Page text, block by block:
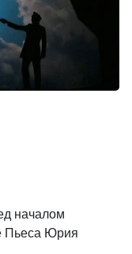
началом
Пьеса Юрия